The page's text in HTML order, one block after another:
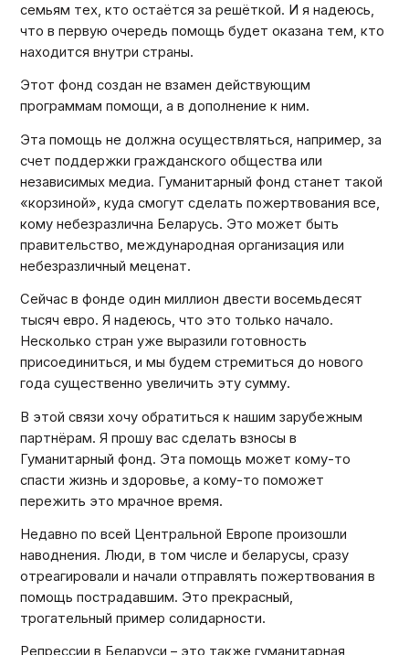
семьям тех, кто остаётся за решёткой. И я надеюсь,
что в первую очередь помощь будет оказана тем, кто
находится внутри страны.
Этот фонд создан не взамен действующим
программам помощи, а в дополнение к ним.
Эта помощь не должна осуществляться, например, за
счет поддержки гражданского общества или
независимых медиа. Гуманитарный фонд станет такой
«корзиной», куда смогут сделать пожертвования все,
кому небезразлична Беларусь. Это может быть
правительство, международная организация или
небезразличный меценат.
Сейчас в фонде один миллион двести восемьдесят
тысяч евро. Я надеюсь, что это только начало.
Несколько стран уже выразили готовность
присоединиться, и мы будем стремиться до нового
года существенно увеличить эту сумму.
В этой связи хочу обратиться к нашим зарубежным
партнёрам. Я прошу вас сделать взносы в
Гуманитарный фонд. Эта помощь может кому-то
спасти жизнь и здоровье, а кому-то поможет
пережить это мрачное время.
Недавно по всей Центральной Европе произошли
наводнения. Люди, в том числе и беларусы, сразу
отреагировали и начали отправлять пожертвования в
помощь пострадавшим. Это прекрасный,
трогательный пример солидарности.